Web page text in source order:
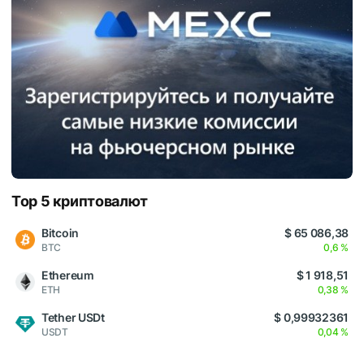
Top 5 криптовалют
Bitcoin
BTC
$ 65 086,38
0,6 %
Ethereum
ETH
$ 1 918,51
0,38 %
Tether USDt
USDT
$ 0,99932361
0,04 %